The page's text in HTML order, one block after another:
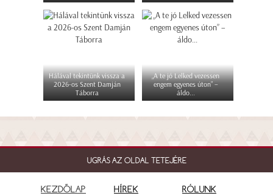
Hálával tekintünk vissza a
2026-os Szent Damján
Táborra
„A te jó Lelked vezessen
engem egyenes úton” –
áldo...
UGRÁS AZ OLDAL TETEJÉRE
KEZDŐLAP HÍREK RÓLUNK